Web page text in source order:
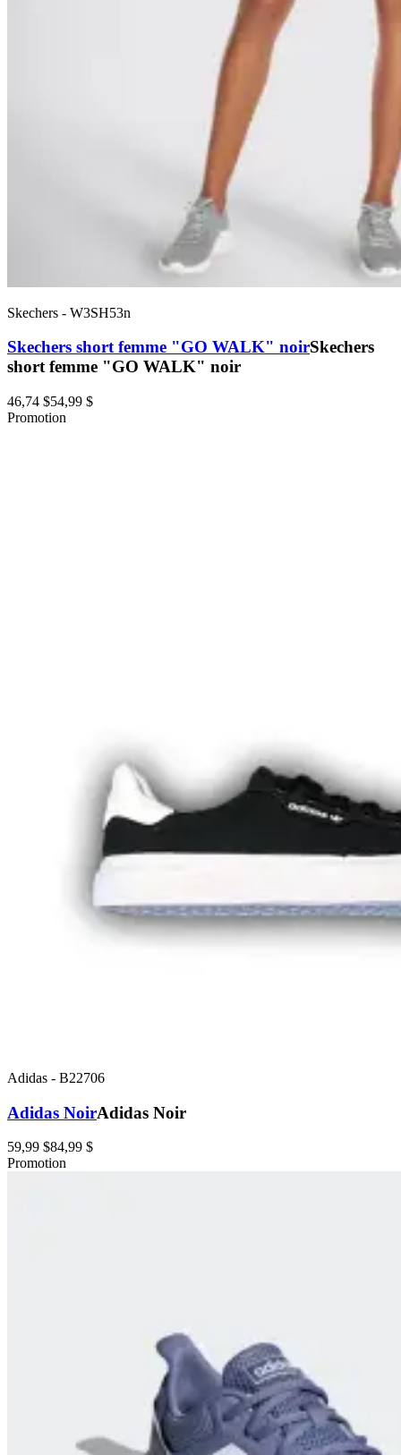
Skechers - W3SH53n
Skechers short femme "GO WALK" noirSkechers
short femme "GO WALK" noir
46,74 $54,99 $
Promotion
Adidas - B22706
Adidas NoirAdidas Noir
59,99 $84,99 $
Promotion